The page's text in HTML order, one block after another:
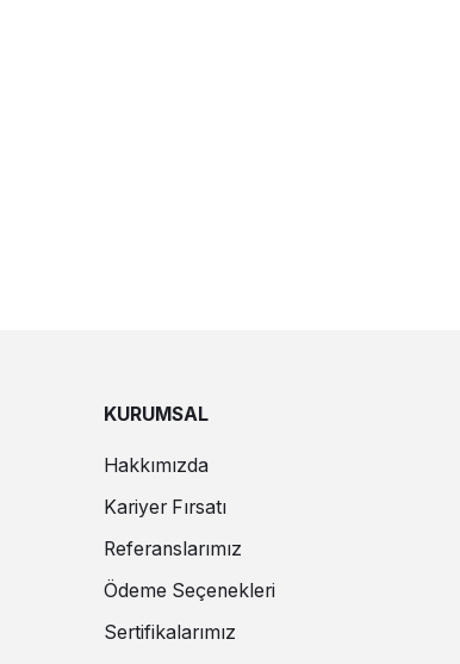
KURUMSAL
Hakkımızda
Kariyer Fırsatı
Referanslarımız
Ödeme Seçenekleri
Sertifikalarımız